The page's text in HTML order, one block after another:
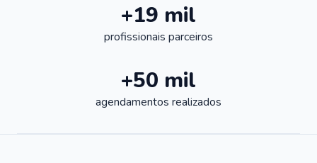
+19 mil
profissionais parceiros
+50 mil
agendamentos realizados